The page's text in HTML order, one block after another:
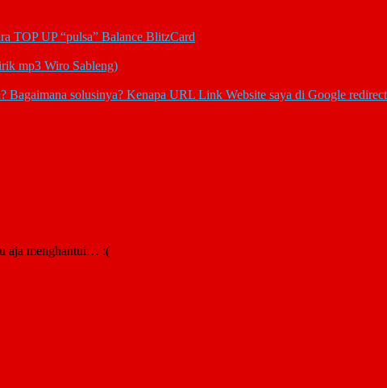
TOP UP “pulsa” Balance BlitzCard
mp3 Wiro Sableng)
Kenapa URL Link Website saya di Google
aja menghantui… :(